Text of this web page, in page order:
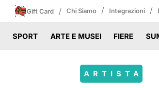
Gift Card / Chi Siamo / Integrazioni /
SPORT ARTE E MUSEI FIERE
ARTISTA